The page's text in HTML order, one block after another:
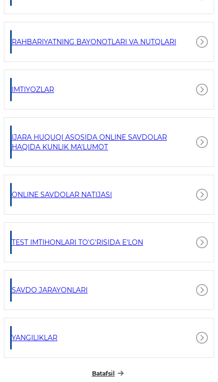
RAHBARIYATNING BAYONOTLARI VA NUTQLARI
IMTIYOZLAR
IJARA HUQUQI ASOSIDA ONLINE SAVDOLAR
HAQIDA KUNLIK MA'LUMOT
ONLINE SAVDOLAR NATIJASI
TEST IMTIHONLARI TO'G'RISIDA E'LON
SAVDO JARAYONLARI
YANGILIKLAR
Batafsil